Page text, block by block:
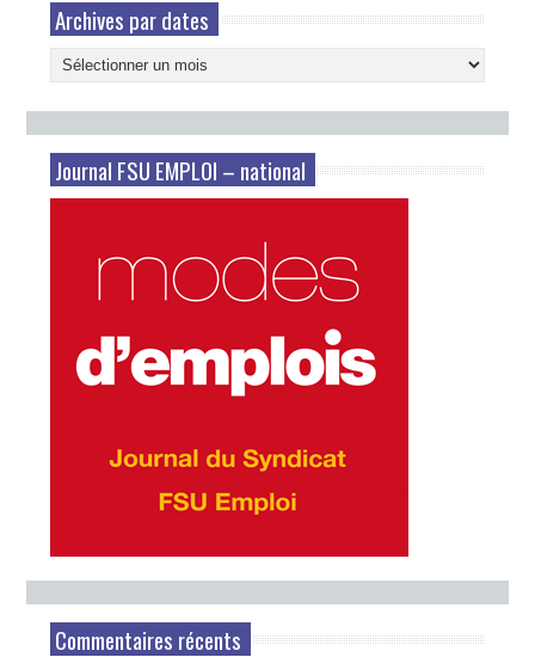
Archives par dates
Archives
par
dates
Journal FSU EMPLOI – national
Commentaires récents